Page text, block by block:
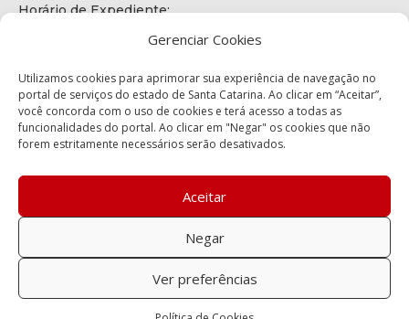
Gerenciar Cookies
Utilizamos cookies para aprimorar sua experiência de navegação no
portal de serviços do estado de Santa Catarina. Ao clicar em “Aceitar”,
você concorda com o uso de cookies e terá acesso a todas as
funcionalidades do portal. Ao clicar em "Negar" os cookies que não
forem estritamente necessários serão desativados.
Aceitar
Negar
Ver preferências
Horário de Expediente:
E-mail:
secretariaexecutiva@cetran.sc.gov.br
ENDEREÇO
Endereço:
Bairro:
Coqueiros, Florianópolis SC
88.080-160
Política de privacidade
Copyright © 2023 Todos os Direitos Reservados SC - Governo de